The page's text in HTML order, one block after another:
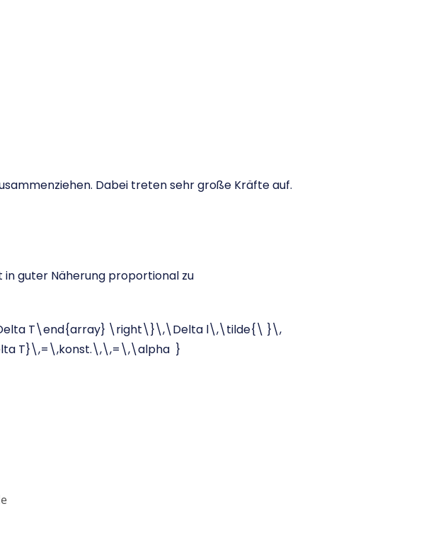
Dabei treten sehr große Kräfte auf.
in guter Näherung proportional zu
T\end{array} \right\}\,\Delta l\,\tilde{\ }\,
T}\,=\,konst.\,\,=\,\alpha }